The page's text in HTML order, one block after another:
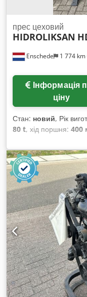
Enschede 1 774 km
прес цеховий
HIDROLIKSAN
ціну
Стан: новий, Рік
80 t, хід поршня: 400
Хід циліндра 400
або ручне
Codpfxjy T Snto